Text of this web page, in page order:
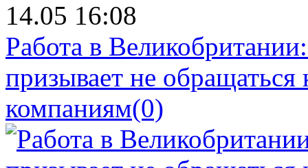
14.05 16:08
Работа в
призывает не
компаниям(0)